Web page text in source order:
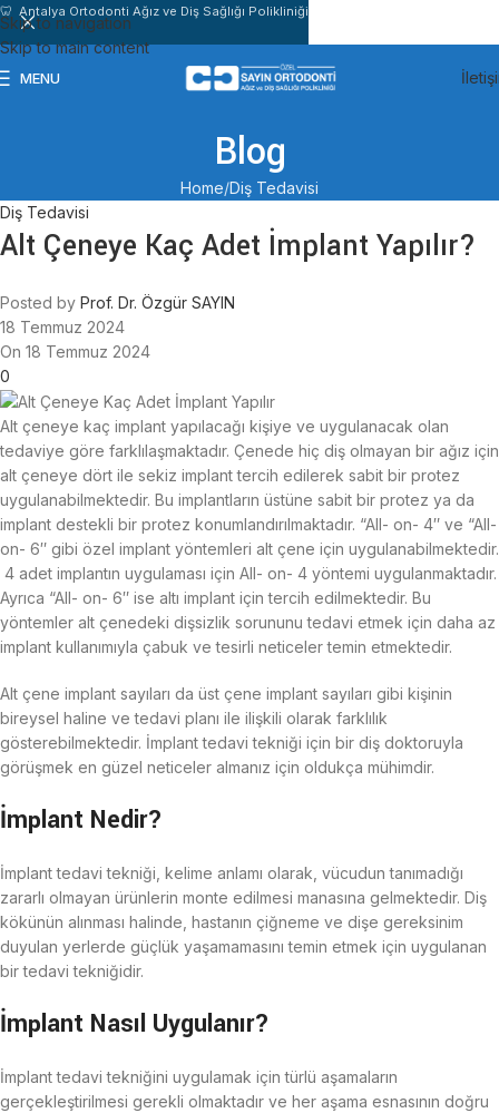
Skip to navigation
Skip to main content
MENU
Blog
Home Diş Tedavisi
Diş Tedavisi
Alt Çeneye Kaç Adet İmplant Yapılır?
Posted by Prof. Dr. Özgür SAYIN
18 Temmuz 2024
On 18 Temmuz 2024
0
Alt çeneye kaç implant yapılacağı kişiye ve uygulanacak olan
tedaviye göre farklılaşmaktadır. Çenede hiç diş olmayan bir ağız için
alt çeneye dört ile sekiz implant tercih edilerek sabit bir protez
uygulanabilmektedir. Bu implantların üstüne sabit bir protez ya da
implant destekli bir protez konumlandırılmaktadır. “All- on- 4″ ve “All-
on- 6″ gibi özel implant yöntemleri alt çene için uygulanabilmektedir.
4 adet implantın uygulaması için All- on- 4 yöntemi uygulanmaktadır.
Ayrıca “All- on- 6″ ise altı implant için tercih edilmektedir. Bu
yöntemler alt çenedeki dişsizlik sorununu tedavi etmek için daha az
implant kullanımıyla çabuk ve tesirli neticeler temin etmektedir.
Alt çene implant sayıları da üst çene implant sayıları gibi kişinin
bireysel haline ve tedavi planı ile ilişkili olarak farklılık
gösterebilmektedir. İmplant tedavi tekniği için bir diş doktoruyla
görüşmek en güzel neticeler almanız için oldukça mühimdir.
İmplant Nedir?
İmplant tedavi tekniği, kelime anlamı olarak, vücudun tanımadığı
zararlı olmayan ürünlerin monte edilmesi manasına gelmektedir. Diş
kökünün alınması halinde, hastanın çiğneme ve dişe gereksinim
duyulan yerlerde güçlük yaşamamasını temin etmek için uygulanan
bir tedavi tekniğidir.
İmplant Nasıl Uygulanır?
İmplant tedavi tekniğini uygulamak için türlü aşamaların
gerçekleştirilmesi gerekli olmaktadır ve her aşama esnasının doğru
🦷 Antalya Ortodonti Ağız ve Diş Sağlığı Polikliniği